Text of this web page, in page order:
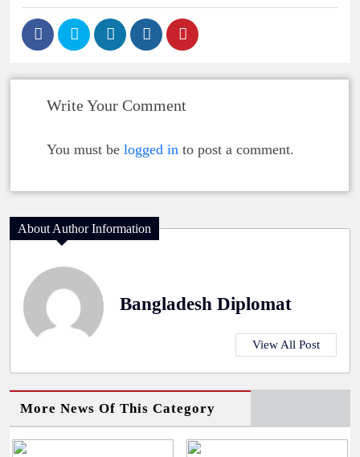
Write Your Comment
You must be logged in to post a comment.
About Author Information
Bangladesh Diplomat
View All Post
More News Of This Category